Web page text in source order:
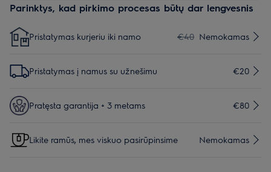
Parinktys, kad pirkimo procesas būtų dar lengvesnis
Pristatymas kurjeriu iki namo €40 Nemokamas
Pristatymas į namus su užnešimu €20
Pratęsta garantija + 3 metams €80
Likite ramūs, mes viskuo pasirūpinsime Nemokamas